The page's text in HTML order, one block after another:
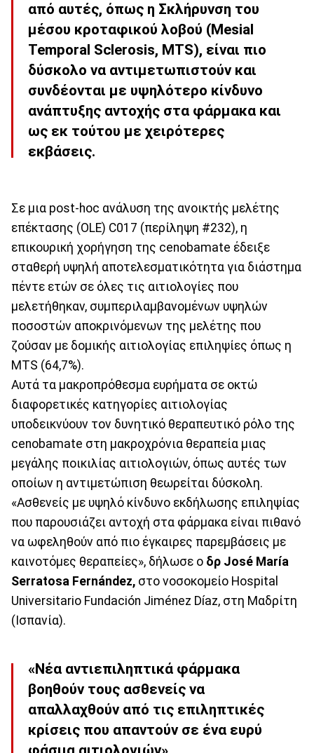
από αυτές, όπως η Σκλήρυνση του
μέσου κροταφικού λοβού (Mesial
Temporal Sclerosis, MTS), είναι πιο
δύσκολο να αντιμετωπιστούν και
συνδέονται με υψηλότερο κίνδυνο
ανάπτυξης αντοχής στα φάρμακα και
ως εκ τούτου με χειρότερες
εκβάσεις.
Σε μια post-hoc ανάλυση της ανοικτής μελέτης
επέκτασης (OLE) C017 (περίληψη #232), η
επικουρική χορήγηση της cenobamate έδειξε
σταθερή υψηλή αποτελεσματικότητα για διάστημα
πέντε ετών σε όλες τις αιτιολογίες που
μελετήθηκαν, συμπεριλαμβανομένων υψηλών
ποσοστών αποκρινόμενων της μελέτης που
ζούσαν με δομικής αιτιολογίας επιληψίες όπως η
MTS (64,7%).
Αυτά τα μακροπρόθεσμα ευρήματα σε οκτώ
διαφορετικές κατηγορίες αιτιολογίας
υποδεικνύουν τον δυνητικό θεραπευτικό ρόλο της
cenobamate στη μακροχρόνια θεραπεία μιας
μεγάλης ποικιλίας αιτιολογιών, όπως αυτές των
οποίων η αντιμετώπιση θεωρείται δύσκολη.
«Ασθενείς με υψηλό κίνδυνο εκδήλωσης επιληψίας
που παρουσιάζει αντοχή στα φάρμακα είναι πιθανό
να ωφεληθούν από πιο έγκαιρες παρεμβάσεις με
καινοτόμες θεραπείες», δήλωσε ο δρ José María
Serratosa Fernández, στο νοσοκομείο Hospital
Universitario Fundación Jiménez Díaz, στη Μαδρίτη
(Ισπανία).
«Νέα αντιεπιληπτικά φάρμακα
βοηθούν τους ασθενείς να
απαλλαχθούν από τις επιληπτικές
κρίσεις που απαντούν σε ένα ευρύ